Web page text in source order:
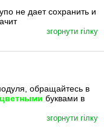
не дает сохранить и
згорнути гілку
обращайтесь в
цветными буквами в
згорнути гілку